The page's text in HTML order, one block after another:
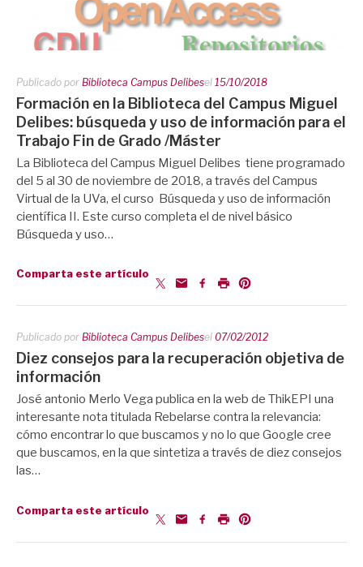
Publicado por Biblioteca Campus Delibesel 15/10/2018
Formación en la Biblioteca del Campus Miguel
Delibes: búsqueda y uso de información para el
Trabajo Fin de Grado /Máster
La Biblioteca del Campus Miguel Delibes tiene programado
del 5 al 30 de noviembre de 2018, a través del Campus
Virtual de la UVa, el curso Búsqueda y uso de información
científica II. Este curso completa el de nivel básico
Búsqueda y uso…
Comparta este artículo
Publicado por Biblioteca Campus Delibesel 07/02/2012
Diez consejos para la recuperación objetiva de
información
José antonio Merlo Vega publica en la web de ThikEPI una
interesante nota titulada Rebelarse contra la relevancia:
cómo encontrar lo que buscamos y no lo que Google cree
que buscamos, en la que sintetiza a través de diez consejos
las…
Comparta este artículo